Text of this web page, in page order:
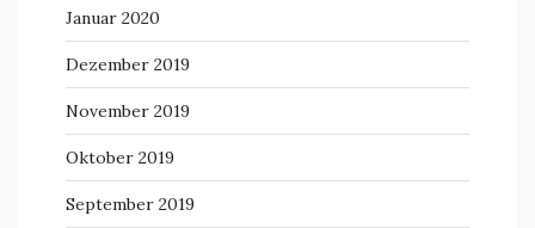
Januar 2020
Dezember 2019
November 2019
Oktober 2019
September 2019